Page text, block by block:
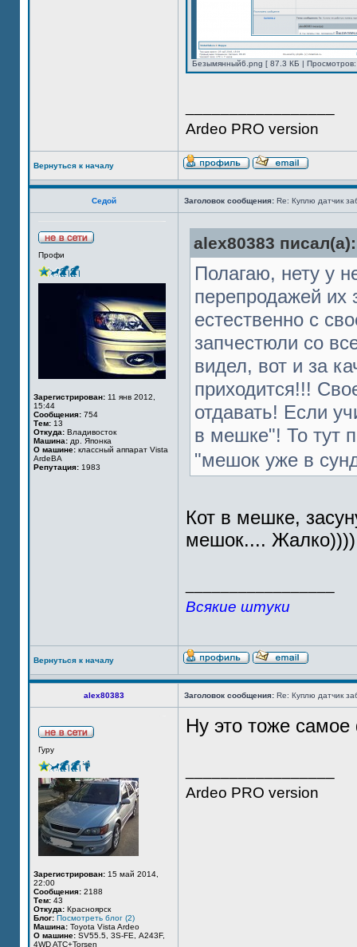
Безымянный6.png [ 87.3 КБ |
Ardeo PRO version
Вернуться к началу
Седой Заголовок сообщения: Re: Куплю датчик
Профи
Зарегистрирован: 11 янв 2012,
15:44
Сообщения: 754
Тем: 13
Откуда: Владивосток
Машина: др. Японка
О машине: классный аппарат Vista
ArdeВА
Репутация: 1983
alex80383 писал(а):
Полагаю, нету у
перепродажей их
естественно с
запчестюли со
видел, вот и за
приходится!!!
отдавать! Если
в мешке"! То тут
"мешок уже в
Кот в мешке,
мешок.... Жалко))))
Всякие штуки
Вернуться к началу
alex80383 Заголовок сообщения: Re: Куплю датчик
Гуру
Зарегистрирован: 15 май 2014,
22:00
Сообщения: 2188
Тем: 43
Откуда: Красноярск
Блог: Посмотреть блог (2)
Машина: Toyota Vista Ardeo
О машине: SV55.5, 3S-FE, А243F,
4WD ATC+Torsen
Ну это тоже
Ardeo PRO version